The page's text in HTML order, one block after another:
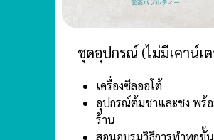
ชุดอุปกรณ์ (ไม่มีเคาน์เ
เครื่องซีลออโต้
อุปกรณ์ต้มชาและชง พร้
ร้าน
สอนอบรมวิธีการทำทุกขั้